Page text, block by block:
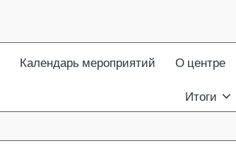
Календарь мероприятий О центре
Итоги